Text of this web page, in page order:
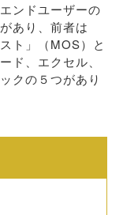
ンドユーザーの
あり、前者は
ト」（MOS）と
ド、エクセル、
クの５つがあり